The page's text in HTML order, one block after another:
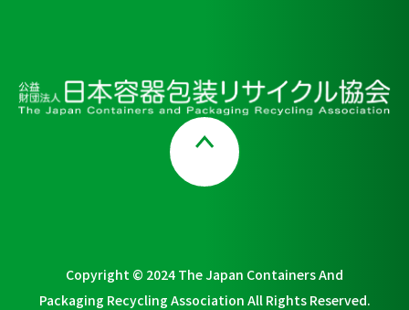
Copyright © 2024 The Japan Containers And
Packaging Recycling Association All Rights Reserved.